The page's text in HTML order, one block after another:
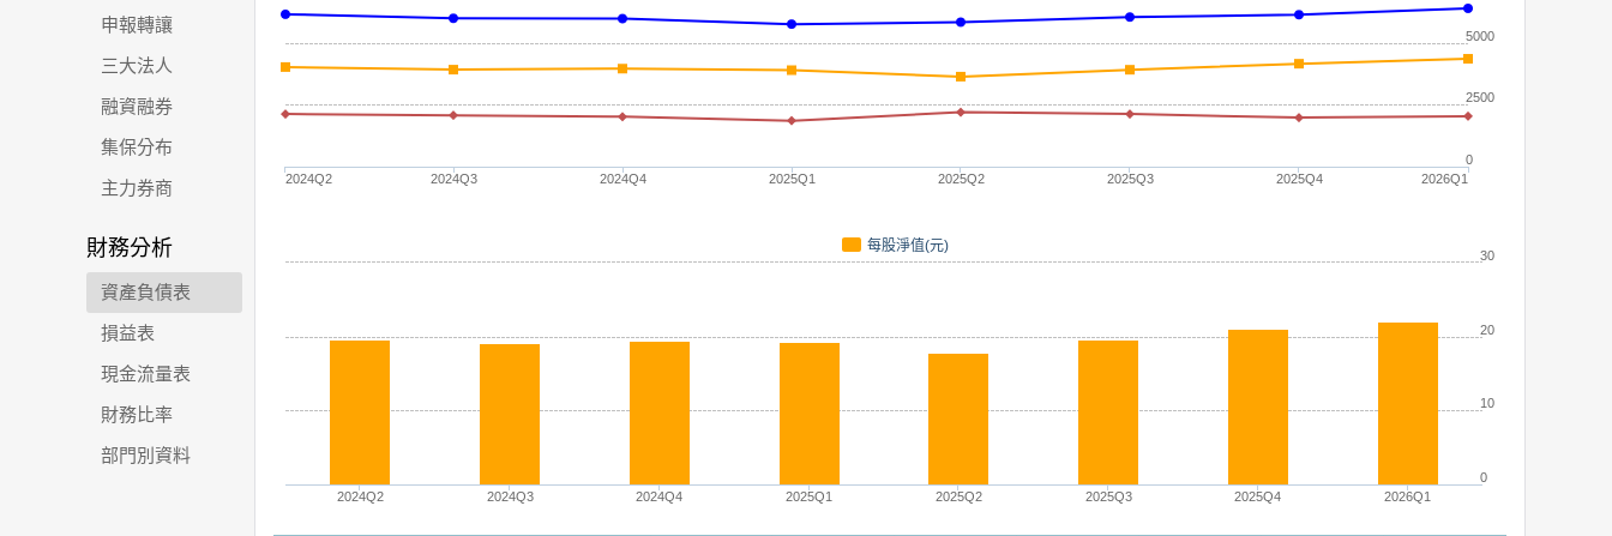
申報轉讓
三大法人
融資融券
集保分布
主力券商
財務分析
資產負債表
損益表
現金流量表
財務比率
部門別資料
2024Q2 2024Q3 2024Q4 2025Q1 2025Q2 2025Q3 2025Q4 2026Q1
0
2500
5000
每股淨值(元)
2024Q2 2024Q3 2024Q4 2025Q1 2025Q2 2025Q3 2025Q4 2026Q1
0
10
20
30